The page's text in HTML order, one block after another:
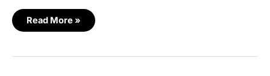
se
sente
valorizado
e
auto-
Read More »